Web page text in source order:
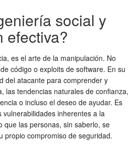
social y
efectiva?
es el arte de la manipulación. No
código o exploits de software. En su
del atacante para comprender y
las tendencias naturales de confianza,
o incluso el deseo de ayudar. Es
inherentes a la
que las personas, sin saberlo, se
propio compromiso de seguridad.